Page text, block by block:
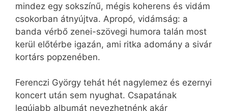
mindez egy sokszínű, mégis koherens és vidám
csokorban átnyújtva. Apropó, vidámság: a
banda vérbő zenei-szövegi humora talán most
kerül előtérbe igazán, ami ritka adomány a sivár
kortárs popzenében.
Ferenczi György tehát hét nagylemez és ezernyi
koncert után sem nyughat. Csapatának
legújabb albumát nevezhetnénk akár